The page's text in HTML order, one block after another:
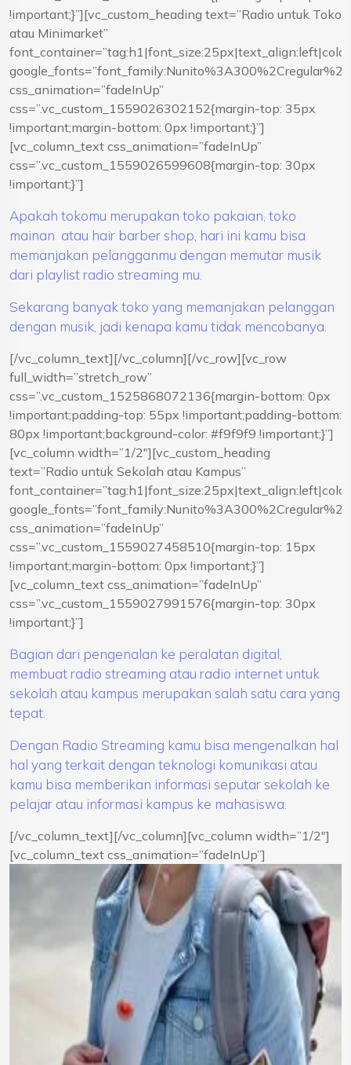
!important;}”][vc_custom_heading text=”Radio untuk Toko
atau Minimarket”
css_animation=”fadeInUp”
css=”.vc_custom_1559026302152{margin-top: 35px
!important;margin-bottom: 0px !important;}”]
[vc_column_text css_animation=”fadeInUp”
css=”.vc_custom_1559026599608{margin-top: 30px
!important;}”]
Apakah tokomu merupakan toko pakaian, toko
mainan atau hair barber shop, hari ini kamu bisa
memanjakan pelangganmu dengan memutar musik
dari playlist radio streaming mu.
Sekarang banyak toko yang memanjakan pelanggan
dengan musik, jadi kenapa kamu tidak mencobanya.
[/vc_column_text][/vc_column][/vc_row][vc_row
full_width=”stretch_row”
css=”.vc_custom_1525868072136{margin-bottom: 0px
!important;padding-top: 55px !important;padding-bottom:
80px !important;background-color: #f9f9f9 !important;}”]
[vc_column width=”1/2″][vc_custom_heading
text=”Radio untuk Sekolah atau Kampus”
css_animation=”fadeInUp”
css=”.vc_custom_1559027458510{margin-top: 15px
!important;margin-bottom: 0px !important;}”]
[vc_column_text css_animation=”fadeInUp”
css=”.vc_custom_1559027991576{margin-top: 30px
!important;}”]
Bagian dari pengenalan ke peralatan digital,
membuat radio streaming atau radio internet untuk
sekolah atau kampus merupakan salah satu cara yang
tepat.
Dengan Radio Streaming kamu bisa mengenalkan hal
hal yang terkait dengan teknologi komunikasi atau
kamu bisa memberikan informasi seputar sekolah ke
pelajar atau informasi kampus ke mahasiswa.
[/vc_column_text][/vc_column][vc_column width=”1/2″]
[vc_column_text css_animation=”fadeInUp”]